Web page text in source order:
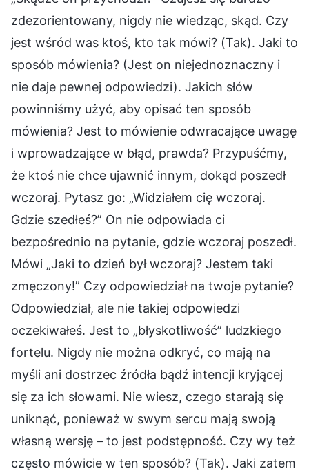
zdezorientowany, nigdy nie wiedząc, skąd. Czy
jest wśród was ktoś, kto tak mówi? (Tak). Jaki to
sposób mówienia? (Jest on niejednoznaczny i
nie daje pewnej odpowiedzi). Jakich słów
powinniśmy użyć, aby opisać ten sposób
mówienia? Jest to mówienie odwracające uwagę
i wprowadzające w błąd, prawda? Przypuśćmy,
że ktoś nie chce ujawnić innym, dokąd poszedł
wczoraj. Pytasz go: „Widziałem cię wczoraj.
Gdzie szedłeś?” On nie odpowiada ci
bezpośrednio na pytanie, gdzie wczoraj poszedł.
Mówi „Jaki to dzień był wczoraj? Jestem taki
zmęczony!” Czy odpowiedział na twoje pytanie?
Odpowiedział, ale nie takiej odpowiedzi
oczekiwałeś. Jest to „błyskotliwość” ludzkiego
fortelu. Nigdy nie można odkryć, co mają na
myśli ani dostrzec źródła bądź intencji kryjącej
się za ich słowami. Nie wiesz, czego starają się
uniknąć, ponieważ w swym sercu mają swoją
własną wersję – to jest podstępność. Czy wy też
często mówicie w ten sposób? (Tak). Jaki zatem